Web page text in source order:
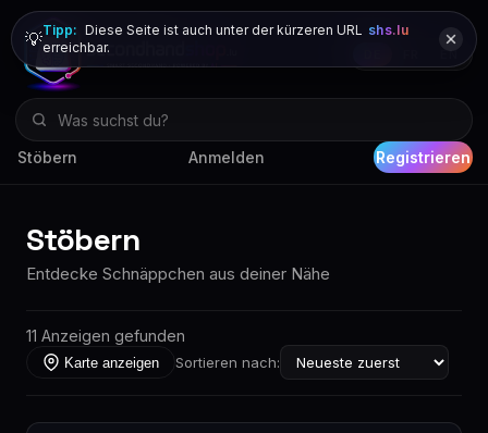
Stöbern Anmelden Registrieren
💡Tipp: Diese Seite ist auch unter der kürzeren URL shs.lu
erreichbar.
Stöbern
Entdecke Schnäppchen aus deiner Nähe
11 Anzeigen gefunden
Karte anzeigen Sortieren nach: